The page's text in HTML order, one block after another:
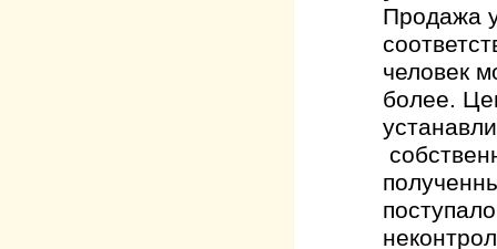
Продажа
человек
более.